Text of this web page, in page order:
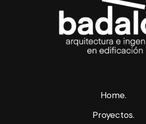
Home.
Proyectos.